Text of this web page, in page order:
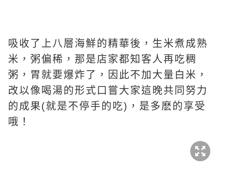
吸收了上八層海鮮的精華後，生米煮成熟
米，粥偏稀，那是店家都知客人再吃稠
粥，胃就要爆炸了，因此不加大量白米，
改以像喝湯的形式口嘗大家這晚共同努力
的成果(就是不停手的吃)，是多麽的享受
哦！